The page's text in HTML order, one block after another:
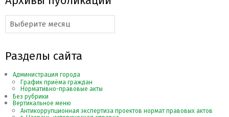
Архивы
публикаций
Разделы сайта
Администрация города
График приёма граждан
Нормативно-правовые акты
Без рубрики
Вертикальное меню
Антикоррупционная экспертиза проектов нормат правовых актов